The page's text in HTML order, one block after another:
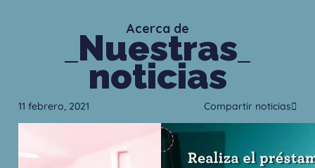
Acerca de
Nuestras
noticias
11 febrero, 2021 Compartir noticias